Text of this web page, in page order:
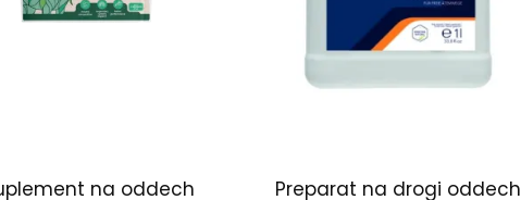
na oddech
Preparat na drogi oddech